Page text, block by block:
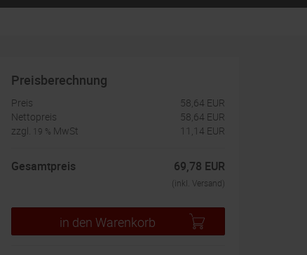
Preisberechnung
Preis
58,64 EUR
Nettopreis
58,64 EUR
zzgl. 19 % MwSt 11,14 EUR
Gesamtpreis 69,78 EUR
(inkl. Versand)
in den Warenkorb